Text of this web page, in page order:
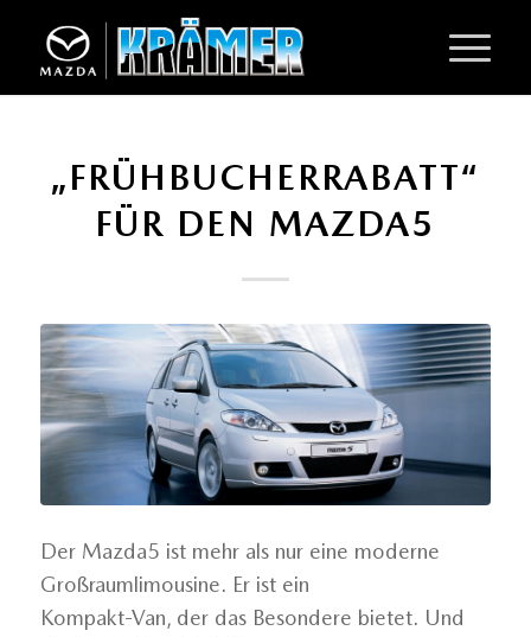
„FRÜHBUCHERRABATT“
FÜR DEN MAZDA5
Der Mazda5 ist mehr als nur eine moderne
Großraumlimousine. Er ist ein
Kompakt-Van, der das Besondere bietet. Und